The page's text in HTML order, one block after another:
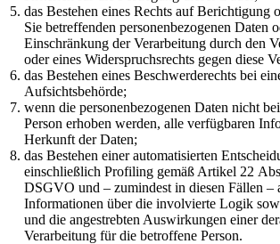
das Bestehen eines Rechts auf Berichtigung
Sie betreffenden personenbezogenen Daten
Einschränkung der Verarbeitung durch den
oder eines Widerspruchsrechts gegen diese
das Bestehen eines Beschwerderechts bei
Aufsichtsbehörde;
wenn die personenbezogenen Daten nicht
Person erhoben werden, alle verfügbaren
Herkunft der Daten;
das Bestehen einer automatisierten
einschließlich Profiling gemäß Artikel 22
DSGVO und – zumindest in diesen Fällen –
Informationen über die involvierte Logik
und die angestrebten Auswirkungen einer
Verarbeitung für die betroffene Person.